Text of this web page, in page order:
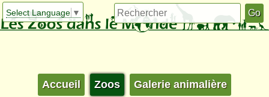
Select Language ▼
Accueil Zoos Galerie animalière